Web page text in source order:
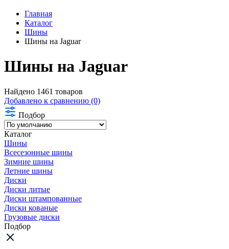
Главная
Каталог
Шины
Шины на Jaguar
Шины на Jaguar
Найдено 1461 товаров
Добавлено к сравнению (0)
Подбор
Каталог
Шины
Всесезонные шины
Зимние шины
Летние шины
Диски
Диски литые
Диски штампованные
Диски кованые
Грузовые диски
Подбор